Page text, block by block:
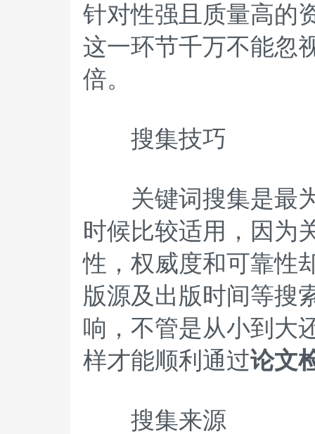
针对性强且质量高的
这一环节千万不能忽
倍。
搜集技巧
关键词搜集是最为
时候比较适用，因为
性，权威度和可靠性
版源及出版时间等搜
响，不管是从小到大
样才能顺利通过论文
搜集来源